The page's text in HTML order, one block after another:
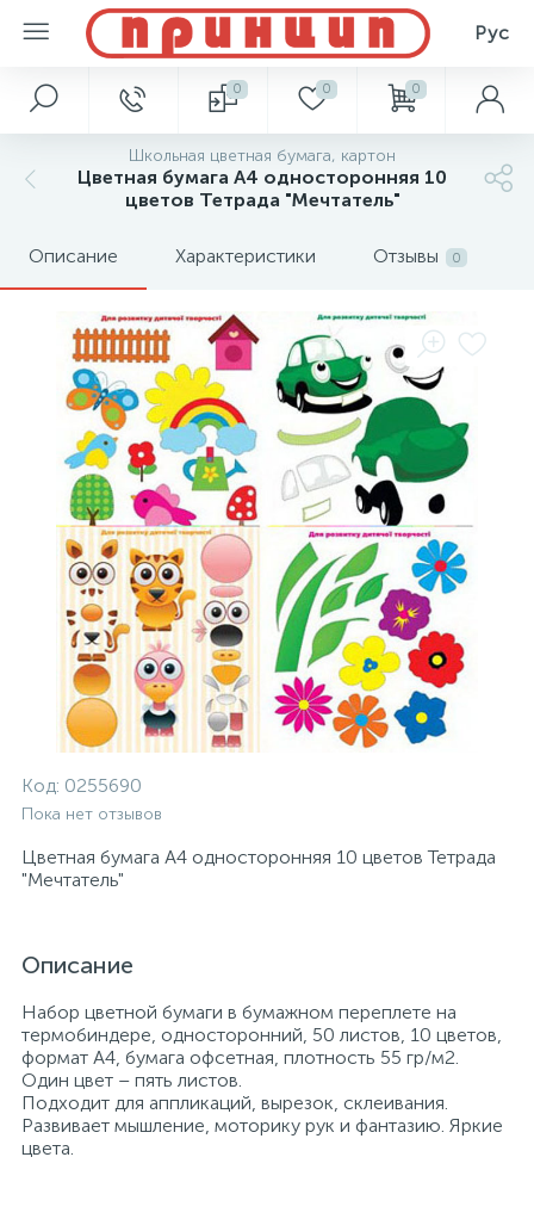
Рус
0 0 0
Школьная цветная бумага, картон
Цветная бумага А4 односторонняя 10
цветов Тетрада "Мечтатель"
Описание Характеристики Отзывы 0
Код: 0255690
Пока нет отзывов
Цветная бумага А4 односторонняя 10 цветов Тетрада
"Мечтатель"
Описание
Набор цветной бумаги в бумажном переплете на
термобиндере, односторонний, 50 листов, 10 цветов,
формат А4, бумага офсетная, плотность 55 гр/м2.
Один цвет – пять листов.
Подходит для аппликаций, вырезок, склеивания.
Развивает мышление, моторику рук и фантазию. Яркие
цвета.